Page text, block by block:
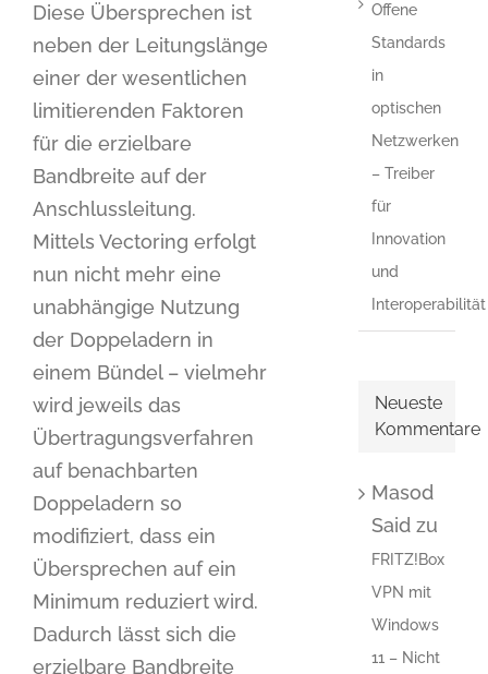
Diese Übersprechen ist
neben der Leitungslänge
einer der wesentlichen
limitierenden Faktoren
für die erzielbare
Bandbreite auf der
Anschlussleitung.
Mittels Vectoring erfolgt
nun nicht mehr eine
unabhängige Nutzung
der Doppeladern in
einem Bündel – vielmehr
wird jeweils das
Übertragungsverfahren
auf benachbarten
Doppeladern so
modifiziert, dass ein
Übersprechen auf ein
Minimum reduziert wird.
Dadurch lässt sich die
erzielbare Bandbreite
Offene
Standards
in
optischen
Netzwerken
– Treiber
für
Innovation
und
Interoperabilität
Neueste
Kommentare
Masod
Saidzu
FRITZ!Box
VPN mit
Windows
11 – Nicht